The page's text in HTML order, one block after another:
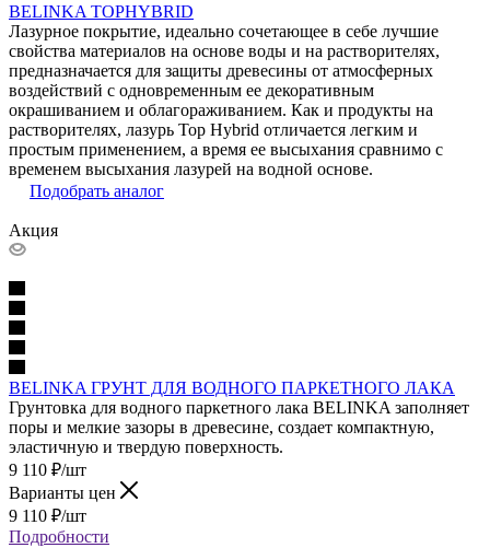
BELINKA TOPHYBRID
Лазурное покрытие, идеально сочетающее в себе лучшие
свойства материалов на основе воды и на растворителях,
предназначается для защиты древесины от атмосферных
воздействий с одновременным ее декоративным
окрашиванием и облагораживанием. Как и продукты на
растворителях, лазурь Top Hybrid отличается легким и
простым применением, а время ее высыхания сравнимо с
временем высыхания лазурей на водной основе.
Подобрать аналог
Акция
BELINKA ГРУНТ ДЛЯ ВОДНОГО ПАРКЕТНОГО ЛАКА
Грунтовка для водного паркетного лака BELINKA заполняет
поры и мелкие зазоры в древесине, создает компактную,
эластичную и твердую поверхность.
9 110 ₽/шт
Варианты цен
9 110 ₽/шт
Подробности